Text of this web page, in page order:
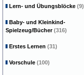
Lern- und Übungsblöcke (9)
Baby- und Kleinkind-
Spielzeug/Bücher(316)
Erstes Lernen (31)
Vorschule (100)